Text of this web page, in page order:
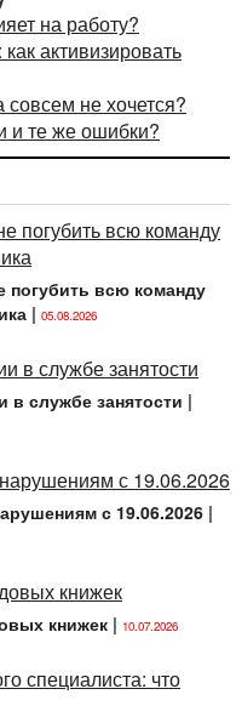
на работу?
активизировать
совсем не хочется?
те же ошибки?
погубить всю команду
| 05.08.2026
в службе занятости |
с 19.06.2026 |
книжек | 10.07.2026